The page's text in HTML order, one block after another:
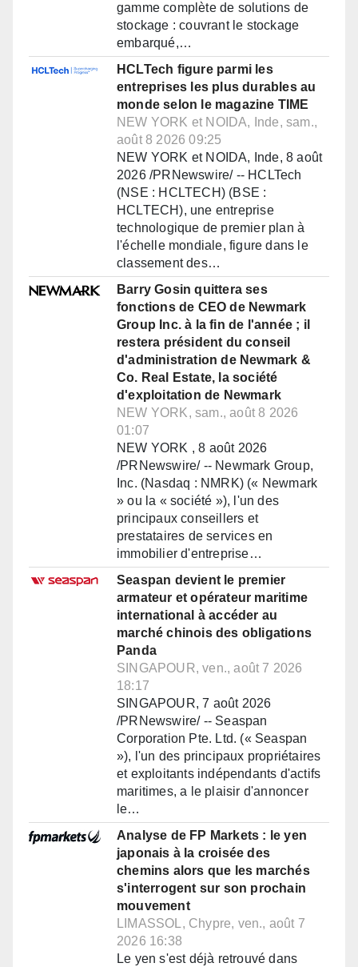
gamme complète de solutions de
stockage : couvrant le stockage
embarqué,…
HCLTech figure parmi les
entreprises les plus durables au
monde selon le magazine TIME
NEW YORK et NOIDA, Inde, sam.,
août 8 2026 09:25
NEW YORK et NOIDA, Inde, 8 août
2026 /PRNewswire/ -- HCLTech
(NSE : HCLTECH) (BSE :
HCLTECH), une entreprise
technologique de premier plan à
l'échelle mondiale, figure dans le
classement des…
Barry Gosin quittera ses
fonctions de CEO de Newmark
Group Inc. à la fin de l'année ; il
restera président du conseil
d'administration de Newmark &
Co. Real Estate, la société
d'exploitation de Newmark
NEW YORK, sam., août 8 2026
01:07
NEW YORK , 8 août 2026
/PRNewswire/ -- Newmark Group,
Inc. (Nasdaq : NMRK) (« Newmark
» ou la « société »), l'un des
principaux conseillers et
prestataires de services en
immobilier d'entreprise…
Seaspan devient le premier
armateur et opérateur maritime
international à accéder au
marché chinois des obligations
Panda
SINGAPOUR, ven., août 7 2026
18:17
SINGAPOUR, 7 août 2026
/PRNewswire/ -- Seaspan
Corporation Pte. Ltd. (« Seaspan
»), l'un des principaux propriétaires
et exploitants indépendants d'actifs
maritimes, a le plaisir d'annoncer
le…
Analyse de FP Markets : le yen
japonais à la croisée des
chemins alors que les marchés
s'interrogent sur son prochain
mouvement
LIMASSOL, Chypre, ven., août 7
2026 16:38
Le yen s'est déjà retrouvé dans